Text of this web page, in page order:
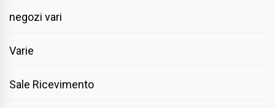
negozi vari
Varie
Sale Ricevimento